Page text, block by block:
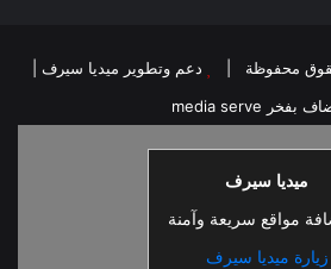
محفوظة | دعم وتطوير ميديا سيرف
بفخر media serve
ميديا سيرف
مواقع سريعة وآمنة
زيارة ميديا سيرف